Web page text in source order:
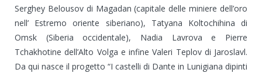
Serghey Belousov di Magadan (capitale delle miniere dell’oro
nell’ Estremo oriente siberiano), Tatyana Koltochihina di
Omsk (Siberia occidentale), Nadia Lavrova e Pierre
Tchakhotine dell’Alto Volga e infine Valeri Teplov di Jaroslavl.
Da qui nasce il progetto “I castelli di Dante in Lunigiana dipinti